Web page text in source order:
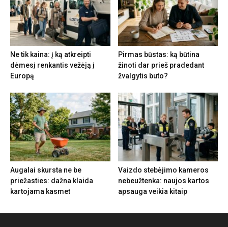
Ne tik kaina: į ką atkreipti
dėmesį renkantis vežėją į
Europą
Pirmas būstas: ką būtina
žinoti dar prieš pradedant
žvalgytis buto?
Augalai skursta ne be
priežasties: dažna klaida
kartojama kasmet
Vaizdo stebėjimo kameros
nebeužtenka: naujos kartos
apsauga veikia kitaip